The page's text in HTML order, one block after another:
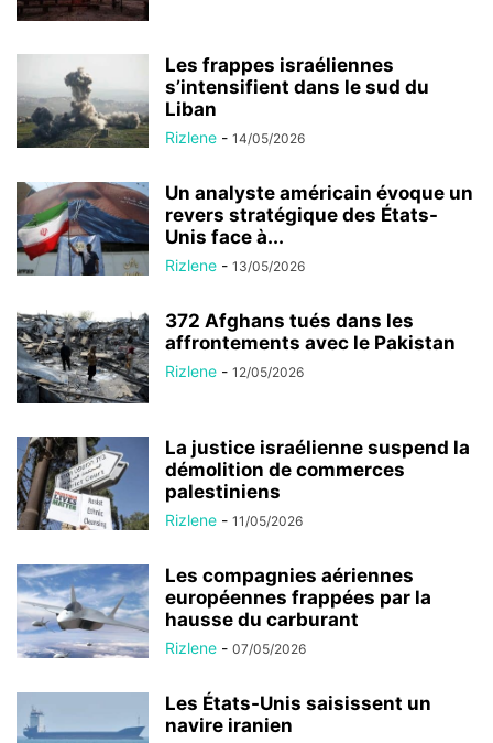
Les frappes israéliennes
s’intensifient dans le sud du
Liban
Rizlene - 14/05/2026
Un analyste américain évoque un
revers stratégique des États-
Unis face à...
Rizlene - 13/05/2026
372 Afghans tués dans les
affrontements avec le Pakistan
Rizlene - 12/05/2026
La justice israélienne suspend la
démolition de commerces
palestiniens
Rizlene - 11/05/2026
Les compagnies aériennes
européennes frappées par la
hausse du carburant
Rizlene - 07/05/2026
Les États-Unis saisissent un
navire iranien